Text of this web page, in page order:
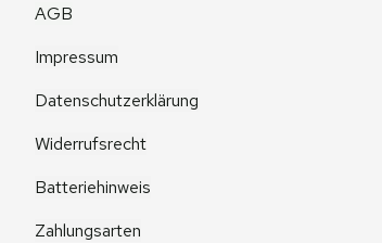
AGB
Impressum
Datenschutzerklärung
Widerrufsrecht
Batteriehinweis
Zahlungsarten